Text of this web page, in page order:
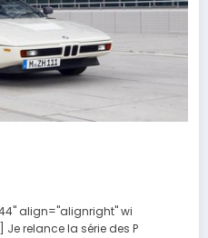
align="alignright" wi
relance la série des P